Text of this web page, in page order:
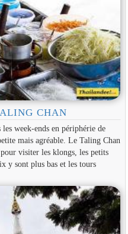
CHAN
week-ends en périphérie de
mais agréable. Le Taling Chan
visiter les klongs, les petits
y sont plus bas et les tours